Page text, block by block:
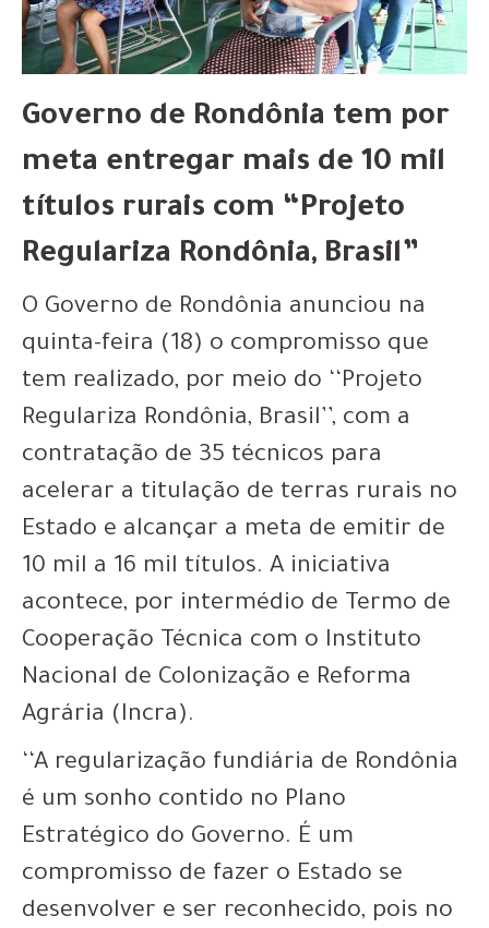
Governo de Rondônia tem por
meta entregar mais de 10 mil
títulos rurais com “Projeto
Regulariza Rondônia, Brasil”
O Governo de Rondônia anunciou na
quinta-feira (18) o compromisso que
tem realizado, por meio do ‘‘Projeto
Regulariza Rondônia, Brasil’’, com a
contratação de 35 técnicos para
acelerar a titulação de terras rurais no
Estado e alcançar a meta de emitir de
10 mil a 16 mil títulos. A iniciativa
acontece, por intermédio de Termo de
Cooperação Técnica com o Instituto
Nacional de Colonização e Reforma
Agrária (Incra).
‘‘A regularização fundiária de Rondônia
é um sonho contido no Plano
Estratégico do Governo. É um
compromisso de fazer o Estado se
desenvolver e ser reconhecido, pois no